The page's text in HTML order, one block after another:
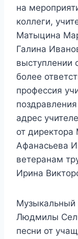
на
коллеги,
Матыцина
Галина
выступлении
более
профессия
адрес
от
Афанасьева
ветеранам
Ирина
Музыкальный
Людмилы
песни от